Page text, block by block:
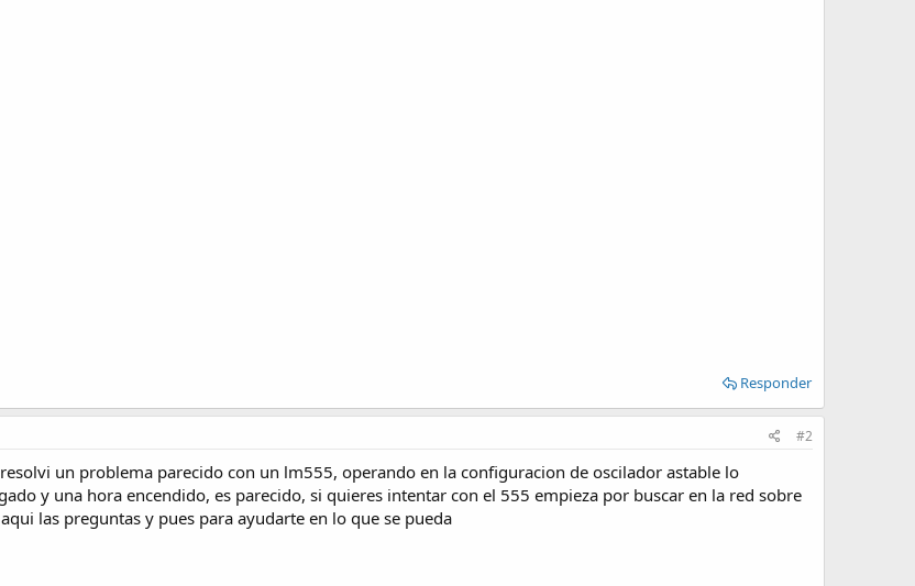
Responder
#2
un problema parecido con un lm555, operando en la configuracion de oscilador astable lo
y una hora encendido, es parecido, si quieres intentar con el 555 empieza por buscar en la red sobre
las preguntas y pues para ayudarte en lo que se pueda